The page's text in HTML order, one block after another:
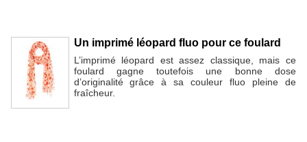
Un imprimé léopard fluo pour ce foulard
L’imprimé léopard est assez classique, mais ce
foulard gagne toutefois une bonne dose
d’originalité grâce à sa couleur fluo pleine de
fraîcheur.